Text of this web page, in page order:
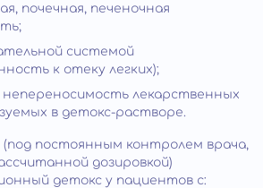
почечная, печеночная
системой
к отеку легких);
непереносимость лекарственных
в детокс-растворе.
постоянным контролем врача,
дозировкой)
детокс у пациентов с: